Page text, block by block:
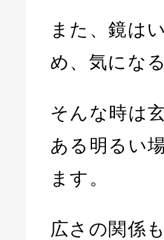
また、鏡は
め、気にな
そんな時は
ある明るい
ます。
広さの関係